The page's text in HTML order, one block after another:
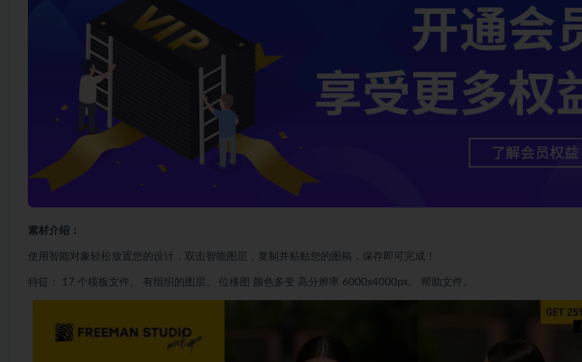
素材介绍：
使用智能对象轻松放置您的设计，双击智能图层，复制并粘贴您的图稿，保存即可完成！
特征： 17 个模板文件。 有组织的图层。 位移图 颜色多变 高分辨率 6000x4000px。 帮助文件。